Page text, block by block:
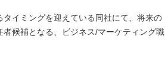
イミングを迎えている同社にて、将来の
候補となる、ビジネス/マーケティング職